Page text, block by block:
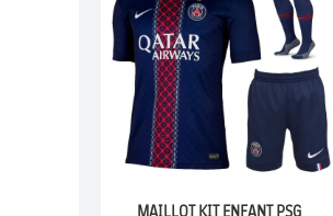
MAILLOT KIT ENFANT PSG